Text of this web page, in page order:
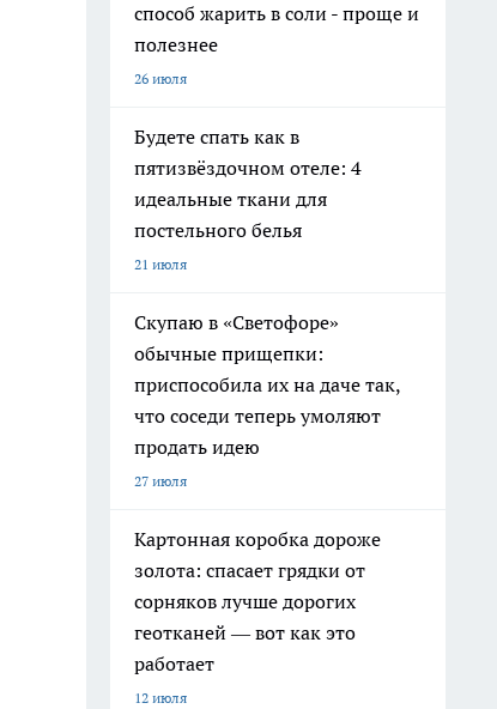
способ жарить в соли - проще и
полезнее
26 июля
Будете спать как в
пятизвёздочном отеле: 4
идеальные ткани для
постельного белья
21 июля
Скупаю в «Светофоре»
обычные прищепки:
приспособила их на даче так,
что соседи теперь умоляют
продать идею
27 июля
Картонная коробка дороже
золота: спасает грядки от
сорняков лучше дорогих
геотканей — вот как это
работает
12 июля